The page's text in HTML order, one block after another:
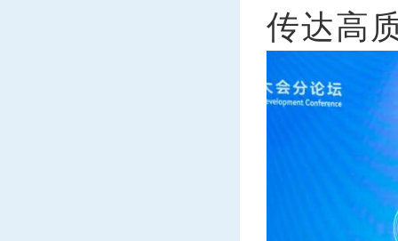
传达高